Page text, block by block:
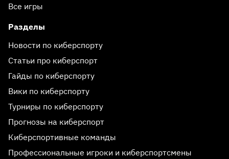
Все игры
Разделы
Новости по киберспорту
Статьи про киберспорт
Гайды по киберспорту
Вики по киберспорту
Турниры по киберспорту
Прогнозы на киберспорт
Киберспортивные команды
Профессиональные игроки и киберспортсмены